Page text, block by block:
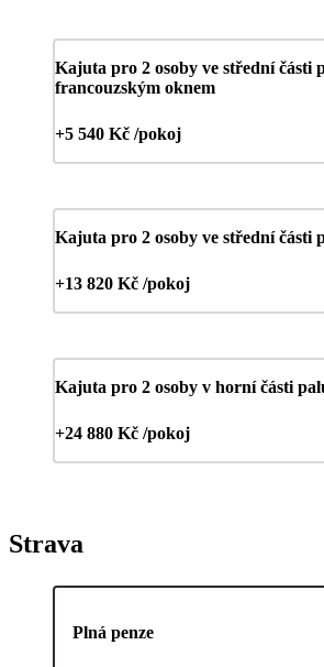
Kajuta pro 2 osoby ve střední části
francouzským oknem
+5 540 Kč /pokoj
Kajuta pro 2 osoby ve střední části
+13 820 Kč /pokoj
Kajuta pro 2 osoby v horní části
+24 880 Kč /pokoj
Strava
Plná penze